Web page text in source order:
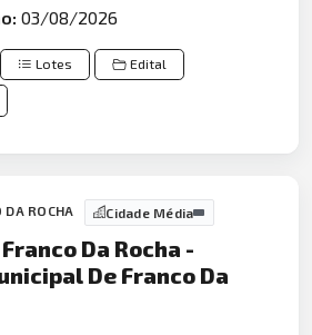
03/08/2026
Lotes Edital
DA ROCHA Cidade Média
Da Rocha -
De Franco Da